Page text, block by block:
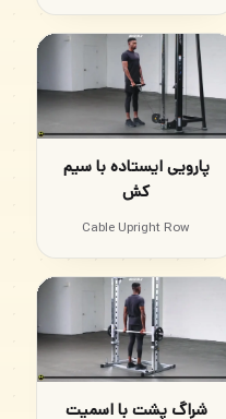
پارویی ایستاده با سیم
کش
Cable Upright Row
شراگ پشت با اسمیت